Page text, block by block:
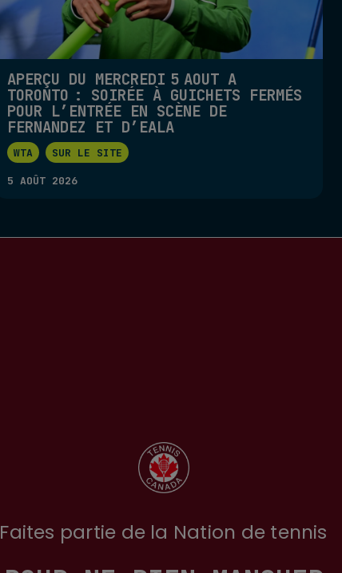
APERÇU DU MERCREDI 5 AOÛT À
TORONTO : SOIRÉE À GUICHETS FERMÉS
POUR L’ENTRÉE EN SCÈNE DE
FERNANDEZ ET D’EALA
WTA SUR LE SITE
5 AOÛT 2026
Faites partie de la Nation de tennis